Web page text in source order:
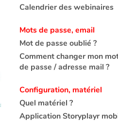
Calendrier des webinaires
Mots de passe, email
Mot de passe oublié ?
Comment changer mon
de passe / adresse mail ?
Configuration, matériel
Quel matériel ?
Application Storyplayr